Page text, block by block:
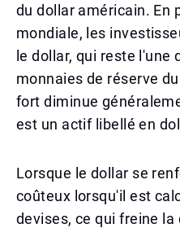
du dollar américain. En
mondiale, les
le dollar, qui reste
monnaies de réserve
fort diminue
est un actif libellé en
Lorsque le dollar se
coûteux lorsqu'il est
devises, ce qui freine